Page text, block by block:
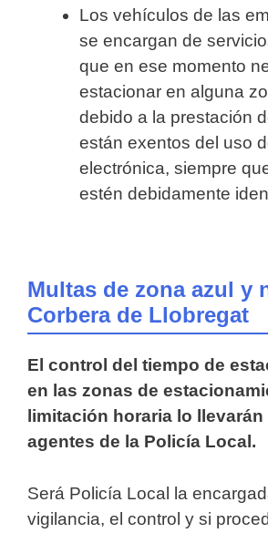
Los vehículos de las
se encargan de
que en ese momento
estacionar en alguna
debido a la prestación
están exentos del uso
electrónica, siempre
estén debidamente
Multas de zona azul y
Corbera de Llobregat
El control del tiempo de
en las zonas de
limitación horaria lo llevarán
agentes de la Policía Local.
Será Policía Local la
vigilancia, el control y si